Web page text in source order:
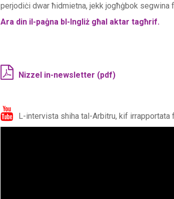
perjodiċi dwar ħidmietna, jekk jogħġbok segwina
Ara din il-paġna bl-Ingliż għal aktar tagħrif.
Nizzel in-newsletter (pdf)
L-intervista shiha tal-Arbitru, kif